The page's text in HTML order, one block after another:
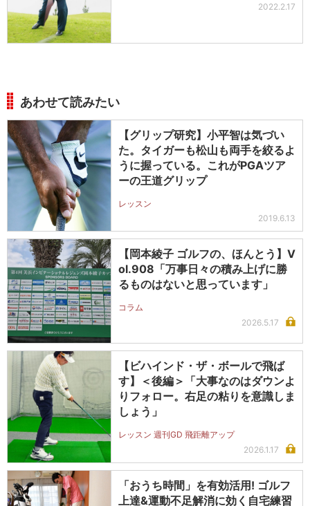
2022.2.17
あわせて読みたい
【グリップ研究】小平智は気づい
た。タイガーも松山も両手を絞るよ
うに握っている。これがPGAツア
ーの王道グリップ
レッスン
2019.6.13
【岡本綾子 ゴルフの、ほんとう】V
ol.908「万事日々の積み上げに勝
るものはないと思っています」
コラム
2026.5.17
【ビハインド・ザ・ボールで飛ば
す】＜後編＞「大事なのはダウンよ
りフォロー。右足の粘りを意識しま
しょう」
レッスン 週刊GD 飛距離アップ
2026.1.17
「おうち時間」を有効活用! ゴルフ
上達&運動不足解消に効く自宅練習